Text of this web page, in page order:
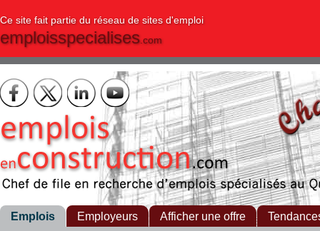
Ce site fait partie du réseau de sites d'emploi
emploisspecialises.com
Emplois Employeurs Afficher une offre